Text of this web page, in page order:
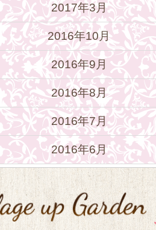
2017年3月
2016年10月
2016年9月
2016年8月
2016年7月
2016年6月